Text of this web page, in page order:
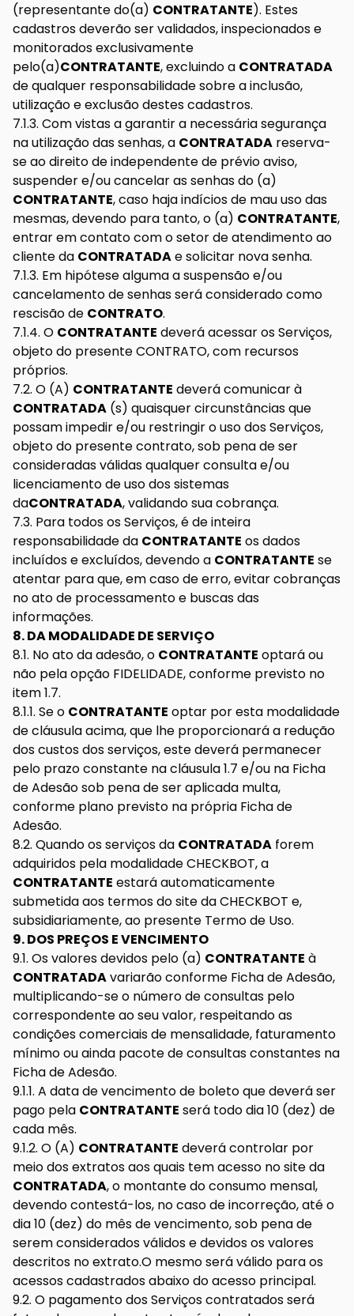
(representante do(a) CONTRATANTE). Estes
cadastros deverão ser validados, inspecionados e
monitorados exclusivamente
pelo(a)CONTRATANTE, excluindo a CONTRATADA
de qualquer responsabilidade sobre a inclusão,
utilização e exclusão destes cadastros.
7.1.3. Com vistas a garantir a necessária segurança
na utilização das senhas, a CONTRATADA reserva-
se ao direito de independente de prévio aviso,
suspender e/ou cancelar as senhas do (a)
CONTRATANTE, caso haja indícios de mau uso das
mesmas, devendo para tanto, o (a) CONTRATANTE,
entrar em contato com o setor de atendimento ao
cliente da CONTRATADAe solicitar nova senha.
7.1.3. Em hipótese alguma a suspensão e/ou
cancelamento de senhas será considerado como
rescisão de CONTRATO.
7.1.4. O CONTRATANTE deverá acessar os Serviços,
objeto do presente CONTRATO, com recursos
próprios.
7.2. O (A) CONTRATANTE deverá comunicar à
CONTRATADA (s) quaisquer circunstâncias que
possam impedir e/ou restringir o uso dos Serviços,
objeto do presente contrato, sob pena de ser
consideradas válidas qualquer consulta e/ou
licenciamento de uso dos sistemas
daCONTRATADA, validando sua cobrança.
7.3. Para todos os Serviços, é de inteira
responsabilidade da CONTRATANTE os dados
incluídos e excluídos, devendo a CONTRATANTE se
atentar para que, em caso de erro, evitar cobranças
no ato de processamento e buscas das
informações.
8. DA MODALIDADE DE SERVIÇO
8.1. No ato da adesão, o CONTRATANTE optará ou
não pela opção FIDELIDADE, conforme previsto no
item 1.7.
8.1.1. Se o CONTRATANTE optar por esta modalidade
de cláusula acima, que lhe proporcionará a redução
dos custos dos serviços, este deverá permanecer
pelo prazo constante na cláusula 1.7 e/ou na Ficha
de Adesão sob pena de ser aplicada multa,
conforme plano previsto na própria Ficha de
Adesão.
8.2. Quando os serviços da CONTRATADA forem
adquiridos pela modalidade CHECKBOT, a
CONTRATANTE estará automaticamente
submetida aos termos do site da CHECKBOT e,
subsidiariamente, ao presente Termo de Uso.
9. DOS PREÇOS E VENCIMENTO
9.1. Os valores devidos pelo (a) CONTRATANTE à
CONTRATADAvariarão conforme Ficha de Adesão,
multiplicando-se o número de consultas pelo
correspondente ao seu valor, respeitando as
condições comerciais de mensalidade, faturamento
mínimo ou ainda pacote de consultas constantes na
Ficha de Adesão.
9.1.1. A data de vencimento de boleto que deverá ser
pago pela CONTRATANTE será todo dia 10 (dez) de
cada mês.
9.1.2. O (A) CONTRATANTE deverá controlar por
meio dos extratos aos quais tem acesso no site da
CONTRATADA, o montante do consumo mensal,
devendo contestá-los, no caso de incorreção, até o
dia 10 (dez) do mês de vencimento, sob pena de
serem considerados válidos e devidos os valores
descritos no extrato.O mesmo será válido para os
acessos cadastrados abaixo do acesso principal.
9.2. O pagamento dos Serviços contratados será